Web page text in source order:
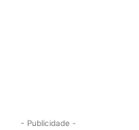
- Publicidade -